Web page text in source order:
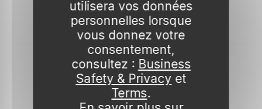
cerisier 'Rainier'.
Produits similaires
utilisera vos données
personnelles lorsque
vous donnez votre
consentement,
consultez : Business
Safety & Privacy et
Terms.